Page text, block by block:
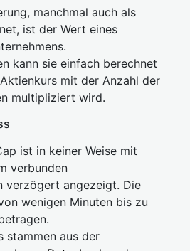
manchmal auch als
ist der Wert eines
kann sie einfach berechnet
mit der Anzahl der
multipliziert wird.
ist in keiner Weise mit
verbunden
verzögert angezeigt. Die
wenigen Minuten bis zu
stammen aus der